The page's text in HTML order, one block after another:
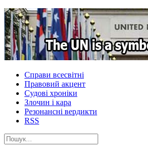
Справи всесвітні
Правовий акцент
Судові хроніки
Злочин і кара
Резонансні вердикти
RSS